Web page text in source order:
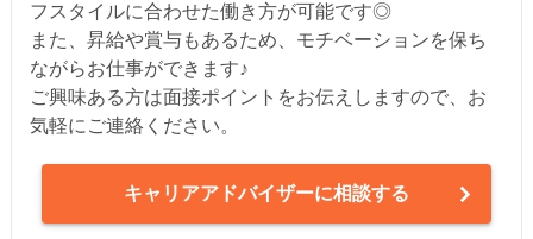
フスタイルに合わせた働き方が可能です◎
また、昇給や賞与もあるため、モチベーションを保ち
ながらお仕事ができます♪
ご興味ある方は面接ポイントをお伝えしますので、お
気軽にご連絡ください。
キャリアアドバイザーに相談する